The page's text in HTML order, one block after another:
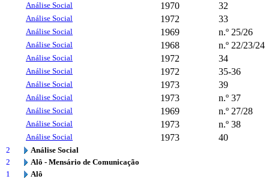
Análise Social 1970 32
Análise Social 1972 33
Análise Social 1969 n.º 25/26
Análise Social 1968 n.º 22/23/24
Análise Social 1972 34
Análise Social 1972 35-36
Análise Social 1973 39
Análise Social 1973 n.º 37
Análise Social 1969 n.º 27/28
Análise Social 1973 n.º 38
Análise Social 1973 40
2
Análise Social
2
Alô - Mensário de Comunicação
1
Alô